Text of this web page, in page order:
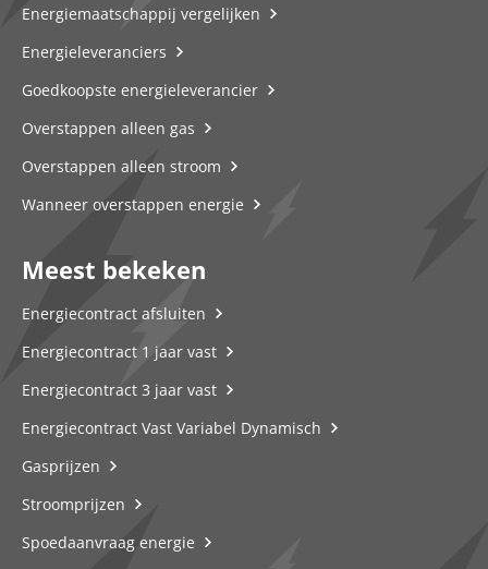
Energiemaatschappij vergelijken
Energieleveranciers
Goedkoopste energieleverancier
Overstappen alleen gas
Overstappen alleen stroom
Wanneer overstappen energie
Meest bekeken
Energiecontract afsluiten
Energiecontract 1 jaar vast
Energiecontract 3 jaar vast
Energiecontract Vast Variabel Dynamisch
Gasprijzen
Stroomprijzen
Spoedaanvraag energie